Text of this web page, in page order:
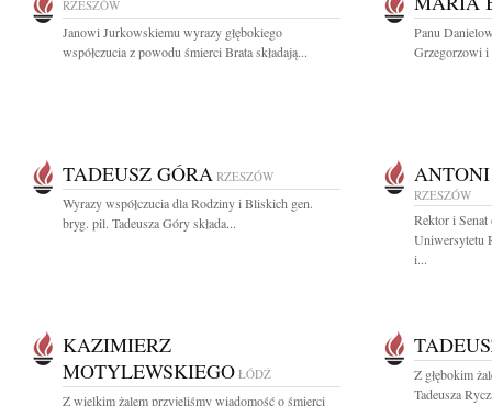
RZESZÓW
Janowi Jurkowskiemu wyrazy głębokiego
współczucia z powodu śmierci Brata składają...
Panu
Grzegorzowi i
TADEUSZ GÓRA RZESZÓW
Wyrazy współczucia dla Rodziny i Bliskich gen.
bryg. pil. Tadeusza Góry składa...
RZESZÓW
Rektor i Senat
Uniwersytetu
i...
KAZIMIERZ
MOTYLEWSKIEGO ŁÓDŹ
Z wielkim żalem przyjęliśmy wiadomość o śmierci
Z głębokim
Tadeusza